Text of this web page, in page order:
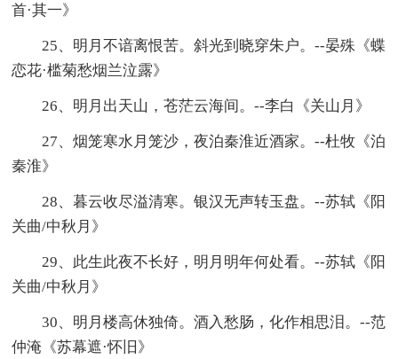
首·其一》
25、明月不谙离恨苦。斜光到晓穿朱户。--晏殊《蝶
恋花·槛菊愁烟兰泣露》
26、明月出天山，苍茫云海间。--李白《关山月》
27、烟笼寒水月笼沙，夜泊秦淮近酒家。--杜牧《泊
秦淮》
28、暮云收尽溢清寒。银汉无声转玉盘。--苏轼《阳
关曲/中秋月》
29、此生此夜不长好，明月明年何处看。--苏轼《阳
关曲/中秋月》
30、明月楼高休独倚。酒入愁肠，化作相思泪。--范
仲淹《苏幕遮·怀旧》